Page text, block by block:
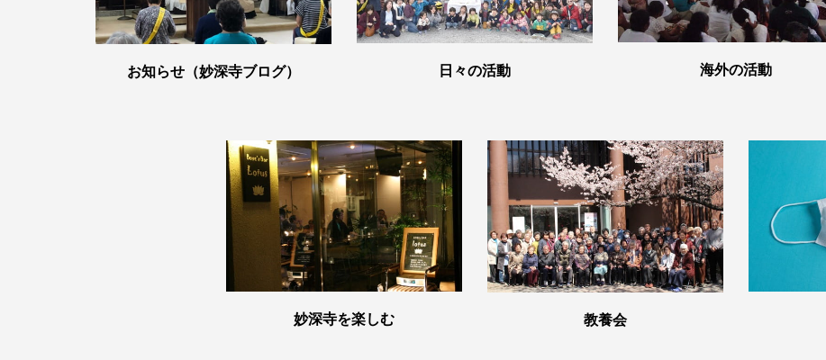
お知らせ（妙深寺ブログ） 日々の活動 海外の活動
妙深寺を楽しむ 教養会